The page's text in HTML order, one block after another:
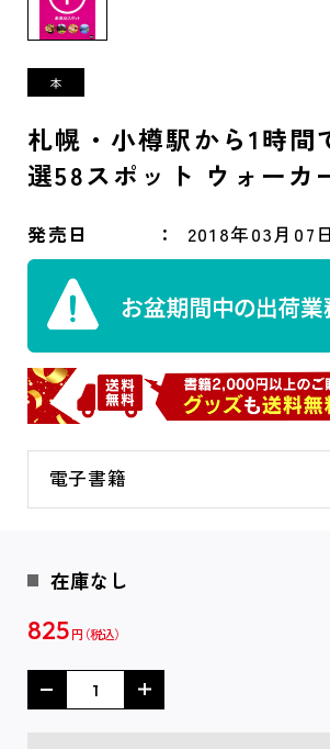
札幌・小樽駅から1時間
選58スポット ウォーカ
発売日 2018年03月07日
電子書籍
在庫なし
825 円